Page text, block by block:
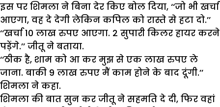
इस पर शिमला ने बिना देर किए बोल दिया, ‘‘जो भी खर्चा
आएगा, वह दे देगी लेकिन कपिल को रास्ते से हटा दो.’’
‘‘खर्चा 10 लाख रुपए आएगा. 2 सुपारी किलर हायर करने
पड़ेंगे.’’ जीतू ने बताया.
‘‘ठीक है, शाम को आ कर मुझ से एक लाख रुपए ले
जाना. बाकी 9 लाख रुपए मैं काम होने के बाद दूंगी.’’
शिमला ने कहा.
शिमला की बात सुन कर जीतू ने सहमति दे दी, फिर वहां